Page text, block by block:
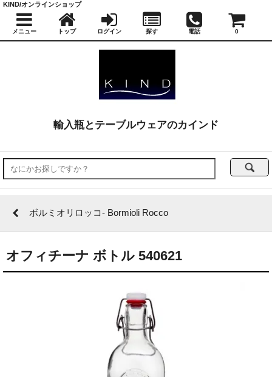
輸入瓶とテーブルウェアのカインド
ボルミオリロッコ- Bormioli Rocco
オフィチーナ ボトル 540621
KIND/オンラインショップ
メニュー トップ ログイン 探す 電話 0